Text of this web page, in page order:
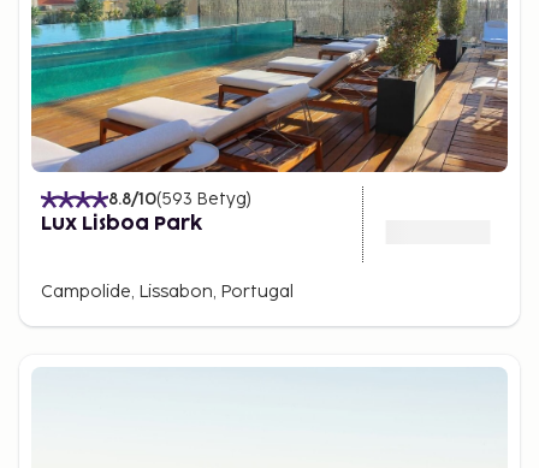
8.8/10(593 Betyg)
Lux Lisboa Park
Campolide, Lissabon, Portugal